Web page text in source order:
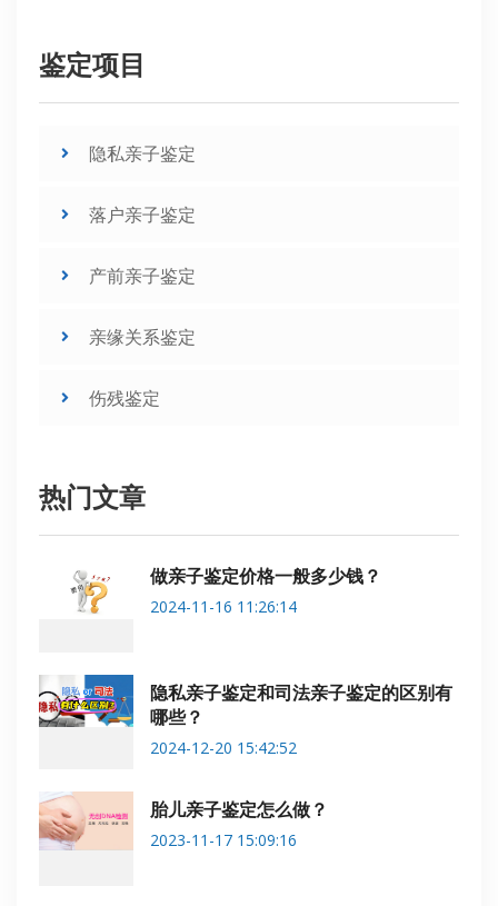
鉴定项目
隐私亲子鉴定
落户亲子鉴定
产前亲子鉴定
亲缘关系鉴定
伤残鉴定
热门文章
做亲子鉴定价格一般多少钱？
2024-11-16 11:26:14
隐私亲子鉴定和司法亲子鉴定的区别有
哪些？
2024-12-20 15:42:52
胎儿亲子鉴定怎么做？
2023-11-17 15:09:16